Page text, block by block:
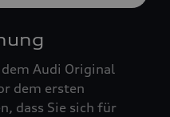
Audi Original
dem ersten
dass Sie sich für